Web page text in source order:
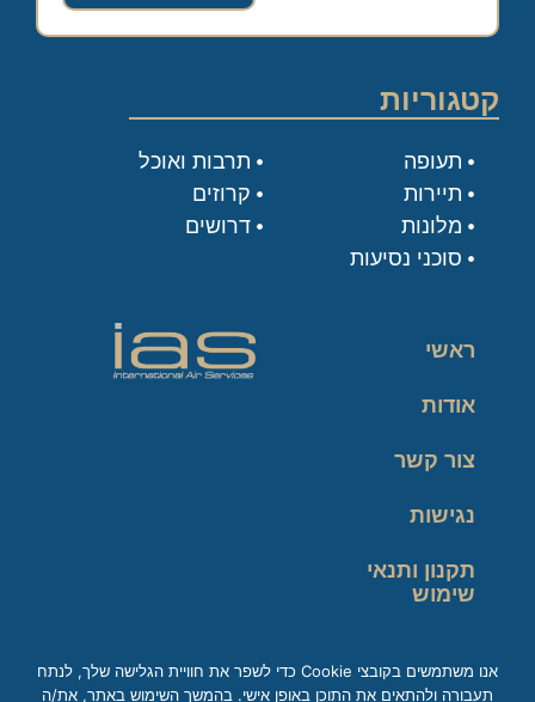
קטגוריות
תעופה
תיירות
מלונות
סוכני נסיעות
תרבות ואוכל
קרוזים
דרושים
ראשי
אודות
צור קשר
נגישות
תקנון ותנאי
שימוש
אנו משתמשים בקובצי Cookie כדי לשפר את חוויית הגלישה שלך, לנתח
תעבורה ולהתאים את התוכן באופן אישי. בהמשך השימוש באתר, את/ה